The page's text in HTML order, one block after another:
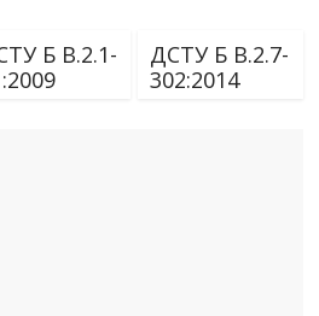
Б В.2.1-
ДСТУ Б В.2.7-
302:2014